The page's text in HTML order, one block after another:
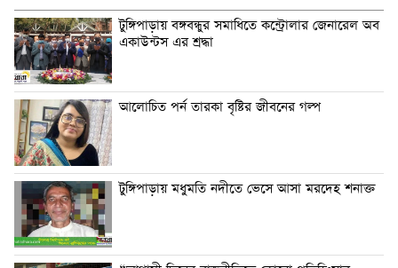
টুঙ্গিপাড়ায় বঙ্গবন্ধুর সমাধিতে কন্ট্রোলার জেনারেল অব
একাউন্টস এর শ্রদ্ধা
আলোচিত পর্ন তারকা বৃষ্টির জীবনের গল্প
টুঙ্গিপাড়ায় মধুমতি নদীতে ভেসে আসা মরদেহ শনাক্ত